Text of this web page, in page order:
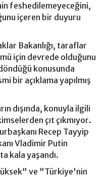
feshedilemeyeceğini,
içeren bir duyuru
Bakanlığı, taraflar
için devrede olduğunu
konusunda
bir açıklama yapılmış
dışında, konuyla ilgili
çıt çıkmıyor.
Recep Tayyip
Vladimir Putin
kala yaşandı.
ve "Türkiye'nin